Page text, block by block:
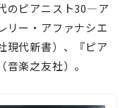
のピアニスト30—ア
リー・アファナシエ
現代新書）、『ピア
楽之友社）。